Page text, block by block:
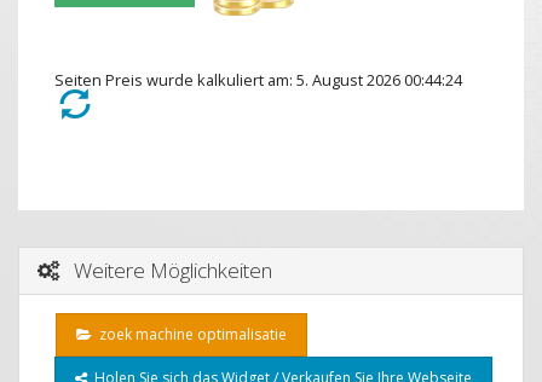
Seiten Preis wurde kalkuliert am: 5. August 2026 00:44:24
Weitere Möglichkeiten
zoek machine optimalisatie
Holen Sie sich das Widget / Verkaufen Sie Ihre Webseite